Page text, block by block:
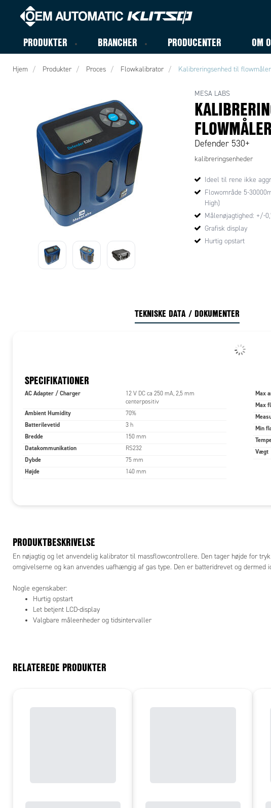
PRODUKTER BRANCHER PRODUCENTER OM
Hjem Produkter Proces Flowkalibrator Kalibreringsenhed til flowmåler
MESA LABS
FLOWMÅLER
Defender 530+
kalibreringsenheder
Ideel til rene ikke
Flowområde 5-
High)
Målenøjagtighed: +/-
Grafisk display
Hurtig opstart
TEKNISKE DATA / DOKUMENTER
SPECIFIKATIONER
AC Adapter / Charger
12 V DC ca 250 mA, 2,5 mm
centerpositiv
Ambient Humidity 70%
Batterilevetid 3 h
Bredde 150 mm
Datakommunikation RS232
Dybde 75 mm
Højde 140 mm
Max
Max
Min
Vægt
PRODUKTBESKRIVELSE
En nøjagtig og let anvendelig kalibrator til massflowcontrollere. Den tager højde for
omgivelserne og kan anvendes uafhængig af gas type. Den er batteridrevet og dermed
Nogle egenskaber:
Hurtig opstart
Let betjent LCD-display
Valgbare måleenheder og tidsintervaller
RELATEREDE PRODUKTER